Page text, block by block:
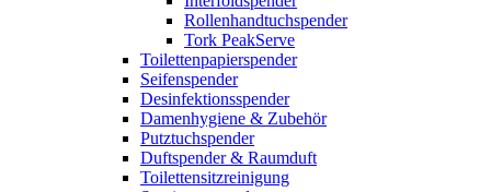
Rollenhandtuchspender
Tork PeakServe
Toilettenpapierspender
Seifenspender
Desinfektionsspender
Damenhygiene & Zubehör
Putztuchspender
Duftspender & Raumduft
Toilettensitzreinigung